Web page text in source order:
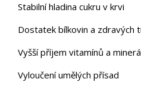
Stabilní hladina cukru v krvi
Dostatek bílkovin a zdravých
Vyšší příjem vitamínů a
Vyloučení umělých přísad